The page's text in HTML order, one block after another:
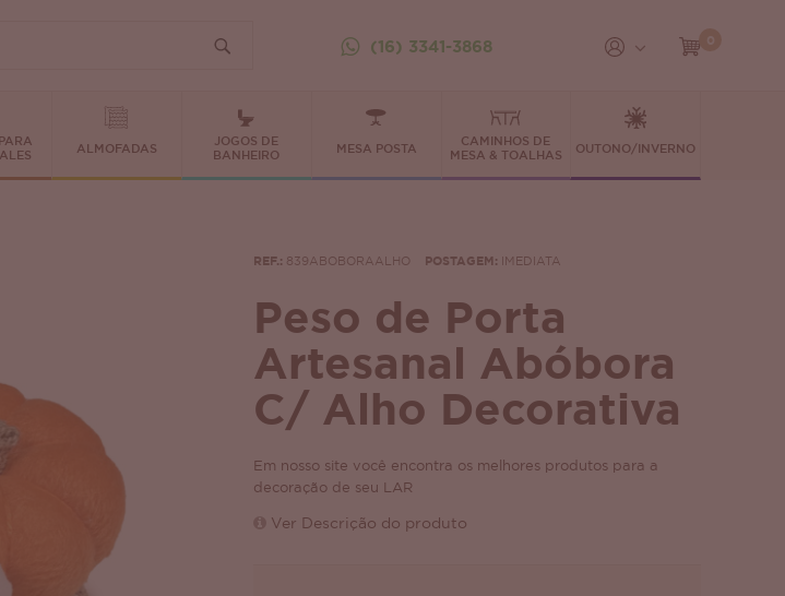
(16) 3341-3868
ALMOFADAS
JOGOS DE
BANHEIRO
MESA POSTA
CAMINHOS DE
MESA & TOALHAS
OUTONO/INVERNO
REF.: 839ABOBORAALHO POSTAGEM: IMEDIATA
Peso de Porta
Artesanal Abóbora
C/ Alho Decorativa
Em nosso site você encontra os melhores produtos para a
decoração de seu LAR
Ver Descrição do produto